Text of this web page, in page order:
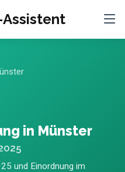
in Münster
und Einordnung im